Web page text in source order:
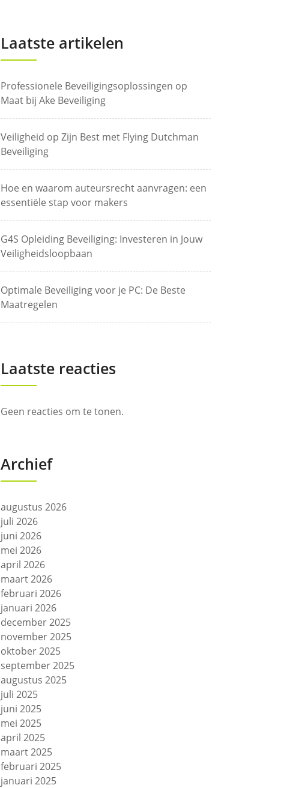
Laatste artikelen
Professionele Beveiligingsoplossingen op
Maat bij Ake Beveiliging
Veiligheid op Zijn Best met Flying Dutchman
Beveiliging
Hoe en waarom auteursrecht aanvragen: een
essentiële stap voor makers
G4S Opleiding Beveiliging: Investeren in Jouw
Veiligheidsloopbaan
Optimale Beveiliging voor je PC: De Beste
Maatregelen
Laatste reacties
Geen reacties om te tonen.
Archief
augustus 2026
juli 2026
juni 2026
mei 2026
april 2026
maart 2026
februari 2026
januari 2026
december 2025
november 2025
oktober 2025
september 2025
augustus 2025
juli 2025
juni 2025
mei 2025
april 2025
maart 2025
februari 2025
januari 2025